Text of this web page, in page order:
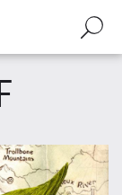
Recherche